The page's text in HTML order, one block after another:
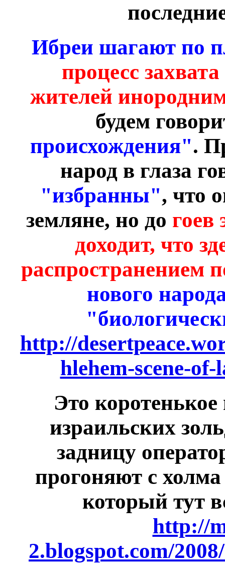
Ибреи шагают по
процесс
жителей
будем
происхождения".
народ в глаза
"избранны", что
земляне, но до гоев
доходит, что
распространением
нового
http://
hlehem-scene-
Это
израильских
задницу
прогоняют с холма
который тут
http://
2.blogspot.com/